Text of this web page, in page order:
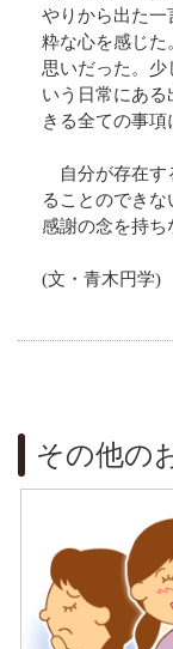
やりから出た一
粋な心を感じた
思いだった。少
いう日常にあ
きる全ての事項
自分が存在す
ることのでき
感謝の念を持ち
(文・青木円学)
その他の